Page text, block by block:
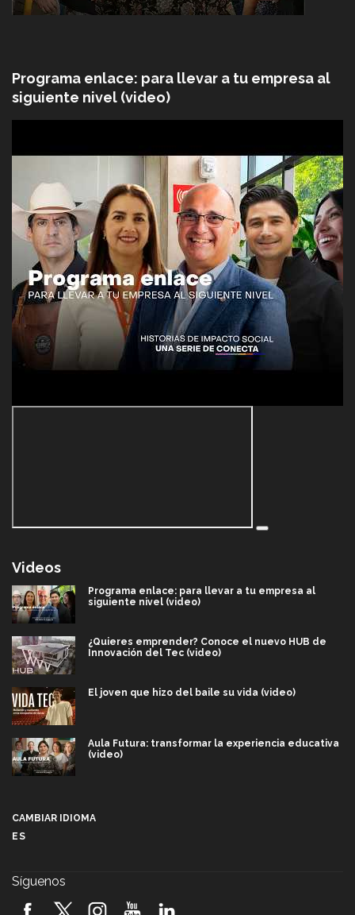
Programa enlace: para llevar a tu empresa al
siguiente nivel (video)
Videos
Programa enlace: para llevar a tu empresa al
siguiente nivel (video)
¿Quieres emprender? Conoce el nuevo HUB de
Innovación del Tec (video)
El joven que hizo del baile su vida (video)
Aula Futura: transformar la experiencia educativa
(video)
2026! (video)
CAMBIAR IDIOMA
ES
Síguenos